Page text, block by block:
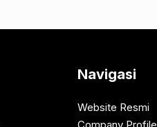
Navigasi
Website Resmi
Company Profile